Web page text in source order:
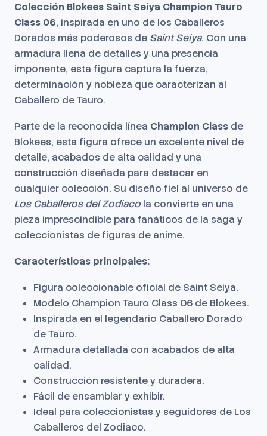
Colección Blokees Saint Seiya Champion Tauro
Class 06, inspirada en uno de los Caballeros
Dorados más poderosos de Saint Seiya. Con una
armadura llena de detalles y una presencia
imponente, esta figura captura la fuerza,
determinación y nobleza que caracterizan al
Caballero de Tauro.
Parte de la reconocida línea Champion Class de
Blokees, esta figura ofrece un excelente nivel de
detalle, acabados de alta calidad y una
construcción diseñada para destacar en
cualquier colección. Su diseño fiel al universo de
Los Caballeros del Zodiaco la convierte en una
pieza imprescindible para fanáticos de la saga y
coleccionistas de figuras de anime.
Características principales:
Figura coleccionable oficial de Saint Seiya.
Modelo Champion Tauro Class 06 de Blokees.
Inspirada en el legendario Caballero Dorado
de Tauro.
Armadura detallada con acabados de alta
calidad.
Construcción resistente y duradera.
Fácil de ensamblar y exhibir.
Ideal para coleccionistas y seguidores de Los
Caballeros del Zodiaco.